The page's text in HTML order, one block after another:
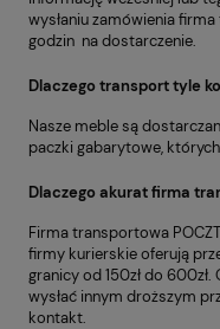
wysłaniu zamówienia
godzin na dostarczenie.
Dlaczego transport tyle
Nasze meble są
paczki gabarytowe,
Dlaczego akurat firma
Firma transportowa
firmy kurierskie oferują
granicy od 150zł do
wysłać innym droższym
kontakt.